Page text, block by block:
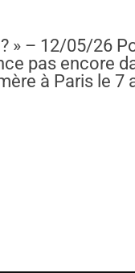
» – 12/05/26
pas encore
à Paris le 7